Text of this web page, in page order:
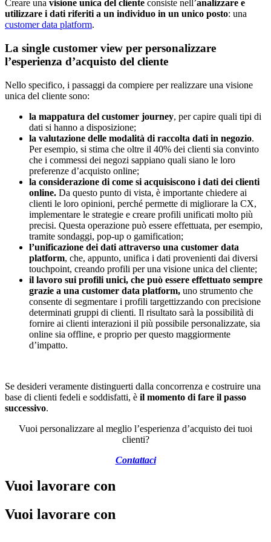
Creare una visione unica del cliente consiste nell’analizzare e
utilizzare i dati riferiti a un individuo in un unico posto: una
customer data platform.
La single customer view per personalizzare
l’esperienza d’acquisto del cliente
Nello specifico, i passaggi da compiere per realizzare una visione
unica del cliente sono:
la mappatura del customer journey, per capire quali tipi di
dati si hanno a disposizione;
la valutazione delle modalità di raccolta dati in negozio.
Per esempio, si stima che oltre il 40% dei clienti sia convinto
che i commessi dei negozi sappiano quali siano le loro
preferenze d’acquisto online;
la considerazione di come si acquisiscono i dati dei clienti
online. Da questo punto di vista, è importante chiedere ai
clienti le loro opinioni, perché permette di migliorare la CX,
implementare le strategie e creare profili unificati molto più
precisi. Questa operazione può essere effettuata, per esempio,
tramite sondaggi, pop-up o gamification;
l’unificazione dei dati attraverso una customer data
platform, che, appunto, unifica i dati provenienti dai diversi
touchpoint, creando profili per una visione unica del cliente;
il lavoro sui profili unici, che può essere effettuato sempre
grazie a una customer data platform, uno strumento che
consente di segmentare i profili targettizzando con precisione
determinati gruppi di clienti. Il risultato sarà la possibilità di
fornire ai clienti interazioni il più possibile personalizzate, sia
online sia offline, e proprio per questo maggiormente
d’impatto.
Se desideri veramente distinguerti dalla concorrenza e costruire una
base di clienti fedeli e soddisfatti, è il momento di fare il passo
successivo.
Vuoi personalizzare al meglio l’esperienza d’acquisto dei tuoi
clienti?
Contattaci
Vuoi lavorare con
Vuoi lavorare con